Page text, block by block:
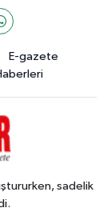
E-gazete
sadelik